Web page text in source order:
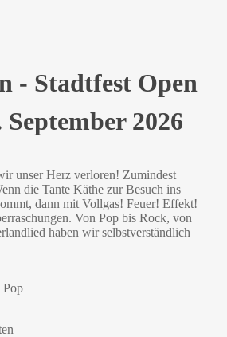
- Stadtfest Open
2026
unser Herz verloren! Zumindest
die Tante Käthe zur Besuch ins
dann mit Vollgas! Feuer! Effekt!
Von Pop bis Rock, von
haben wir selbstverständlich